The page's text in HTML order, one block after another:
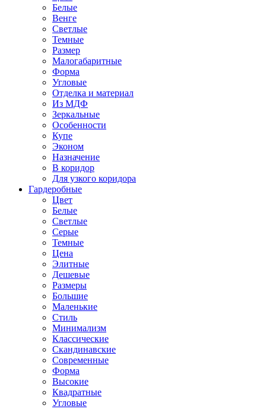
Белые
Венге
Светлые
Темные
Размер
Малогабаритные
Форма
Угловые
Отделка и материал
Из МДФ
Зеркальные
Особенности
Купе
Эконом
Назначение
В коридор
Для узкого коридора
Гардеробные
Цвет
Белые
Светлые
Серые
Темные
Цена
Элитные
Дешевые
Размеры
Большие
Маленькие
Стиль
Минимализм
Классические
Скандинавские
Современные
Форма
Высокие
Квадратные
Угловые